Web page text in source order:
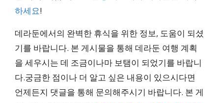
하세요!
데라둔에서의 완벽한 휴식을 위한 정보, 도움이 되셨
기를 바랍니다. 본 게시물을 통해 데라둔 여행 계획
을 세우시는 데 조금이나마 보탬이 되었기를 바랍니
다.궁금한 점이나 더 알고 싶은 내용이 있으시다면
언제든지 댓글을 통해 문의해주시기 바랍니다. 본 게